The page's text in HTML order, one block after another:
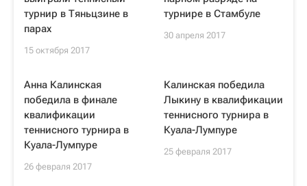
турнир в Тяньцзине в
парах
15 октября 2017
турнире в Стамбуле
30 апреля 2017
Анна Калинская
победила в финале
квалификации
теннисного турнира в
Куала-Лумпуре
26 февраля 2017
Калинская победила
Лыкину в квалификации
теннисного турнира в
Куала-Лумпуре
25 февраля 2017